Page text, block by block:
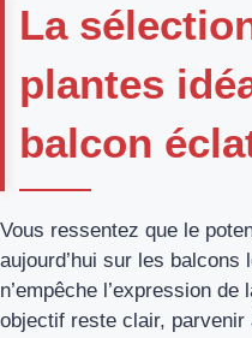
La
plantes
balcon
Vous ressentez que le
aujourd’hui sur les
n’empêche l’expression
objectif reste clair,